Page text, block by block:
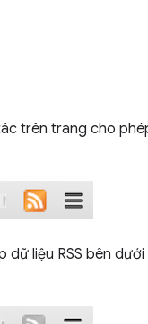
trên trang cho
liệu RSS bên dưới